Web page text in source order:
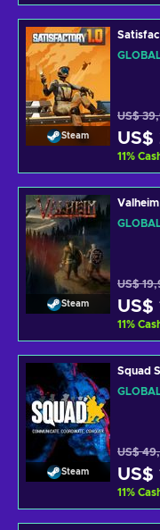
Steam
US$
US$
11%
Steam
US$
US$
11%
Steam
Squad
US$
US$
11%